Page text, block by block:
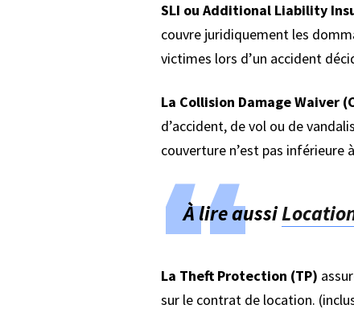
SLI ou Additional Liability
couvre juridiquement les
victimes lors d’un accident
La Collision Damage Waiver
d’accident, de vol ou de
couverture n’est pas inférieure
À lire aussi
La Theft Protection (TP)
sur le contrat de location.